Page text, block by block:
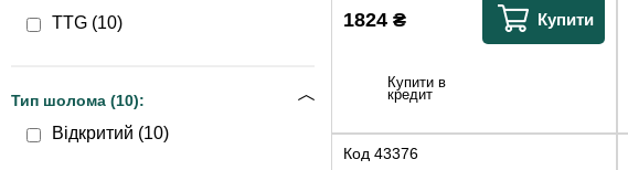
TTG (10)
Тип шолома (10):
Відкритий (10)
1824 ₴ Купити
Купити в
кредит
Код 43376